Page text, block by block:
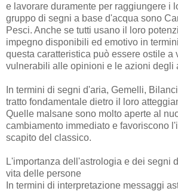
e lavorare duramente per raggiungere i
gruppo di segni a base d'acqua sono
Pesci. Anche se tutti usano il loro
impegno disponibili ed emotivo in
questa caratteristica può essere ostile a
vulnerabili alle opinioni e le azioni degli
In termini di segni d'aria, Gemelli,
tratto fondamentale dietro il loro
Quelle malsane sono molto aperte al
cambiamento immediato e favoriscono
scapito del classico.
L'importanza dell'astrologia e dei segni
vita delle persone
In termini di interpretazione messaggi